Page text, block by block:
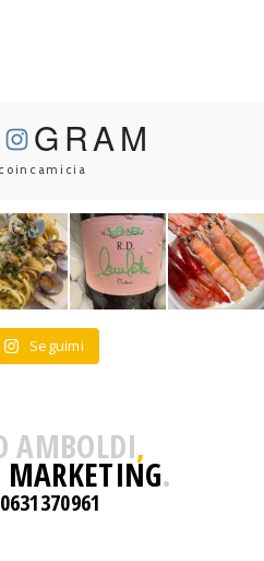
GRAM
Seguimi
AMBOLDI,
MARKETING.